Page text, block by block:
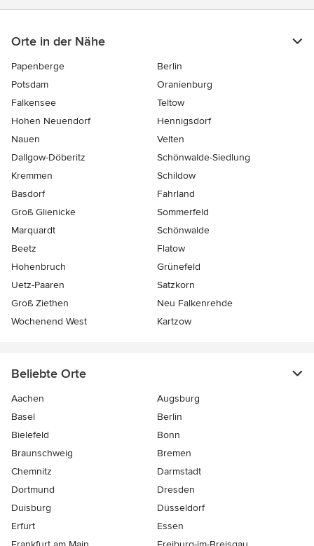
Orte in der Nähe
Papenberge
Berlin
Potsdam
Oranienburg
Falkensee
Teltow
Hohen Neuendorf
Hennigsdorf
Nauen
Velten
Dallgow-Döberitz
Schönwalde-Siedlung
Kremmen
Schildow
Basdorf
Fahrland
Groß Glienicke
Sommerfeld
Marquardt
Schönwalde
Beetz
Flatow
Hohenbruch
Grünefeld
Uetz-Paaren
Satzkorn
Groß Ziethen
Neu Falkenrehde
Wochenend West
Kartzow
Beliebte Orte
Aachen
Augsburg
Basel
Berlin
Bielefeld
Bonn
Braunschweig
Bremen
Chemnitz
Darmstadt
Dortmund
Dresden
Duisburg
Düsseldorf
Erfurt
Essen